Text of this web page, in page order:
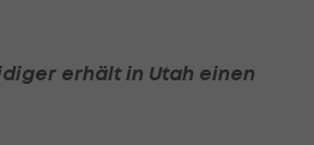
erhält in Utah einen